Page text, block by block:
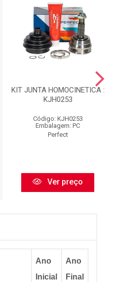
KIT JUNTA HOMOCINETICA :
KJH0253
Código: KJH0253
Embalagem: PC
Perfect
Ver preço
Ano
Inicial
Ano
Final